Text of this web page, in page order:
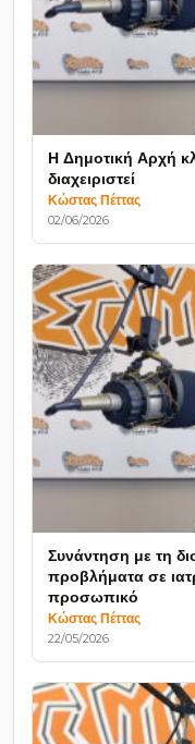
Η Δημοτική Αρχή
διαχειριστεί
Κώστας Πέττας
02/06/2026
Συνάντηση με τη
προβλήματα σε
προσωπικό
Κώστας Πέττας
22/05/2026